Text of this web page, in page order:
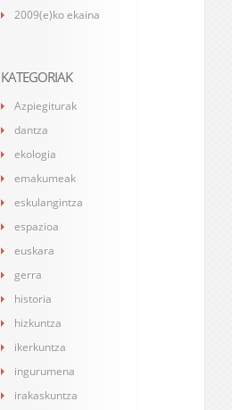
2009(e)ko ekaina
KATEGORIAK
Azpiegiturak
dantza
ekologia
emakumeak
eskulangintza
espazioa
euskara
gerra
historia
hizkuntza
ikerkuntza
ingurumena
irakaskuntza